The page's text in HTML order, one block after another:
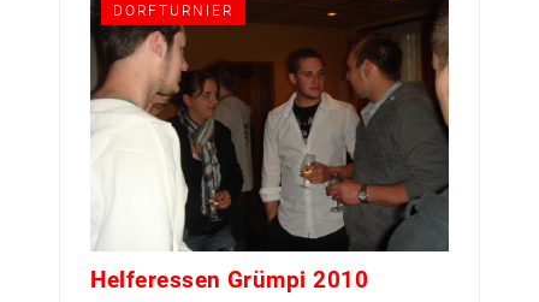
DORFTURNIER
Helferessen Grümpi 2010